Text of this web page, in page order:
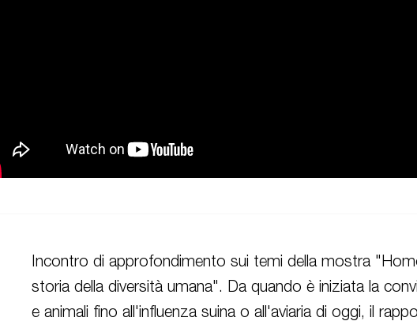
Incontro di approfondimento sui temi della mostra
storia della diversità umana". Da quando è iniziata la
e animali fino all'influenza suina o all'aviaria di oggi, il